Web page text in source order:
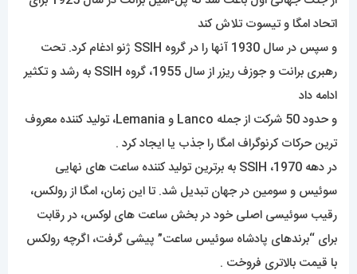
اتحاد امگا و تیسوت تلاش کند
و سپس در سال 1930 آنها را در گروه SSIH ژنو ادغام کرد. تحت
رهبری برانت و جوزف ریزر از سال 1955، گروه SSIH به رشد و تکثیر
ادامه داد
و حدود 50 شرکت از جمله Lanco و Lemania، تولید کننده معروف
ترین حرکات کرنوگراف امگا را جذب یا ایجاد کرد .
در دهه 1970، SSIH به برترین تولید کننده ساعت های نهایی
سوئیس و سومین در جهان تبدیل شد. تا این زمان، امگا از رولکس،
رقیب سوئیسی اصلی خود در بخش ساعت های لوکس، در رقابت
برای “برندهای پادشاه سوئیس ساعت” پیشی گرفت، اگرچه رولکس
با قیمت بالاتری فروخت .